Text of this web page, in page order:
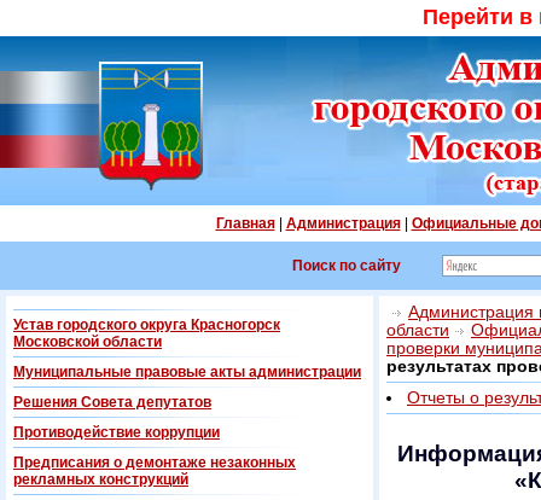
Перейти
Главная| Администрация| Официальные
Поиск по сайту
Устав городского округа Красногорск
Московской области
Муниципальные правовые акты администрации
Решения Совета депутатов
Противодействие коррупции
Предписания о демонтаже незаконных
рекламных конструкций
Администрация
области
проверки
результатах
Отчеты о